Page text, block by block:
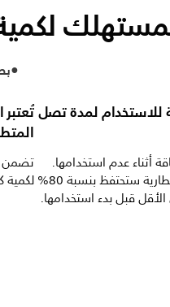
للاستخدام لمدة تصل
أثناء عدم استخدامها.
ونحن نضمن أن هذه البطارية ستحتفظ بنسبة 80%
قبل بدء استخدامها.
تُعتبر
تضمن
لكمية